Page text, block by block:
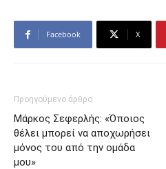
Facebook X
Προηγούμενο άρθρο
Μάρκος Σεφερλής: «Όποιος
θέλει μπορεί να αποχωρήσει
μόνος του από την ομάδα
μου»